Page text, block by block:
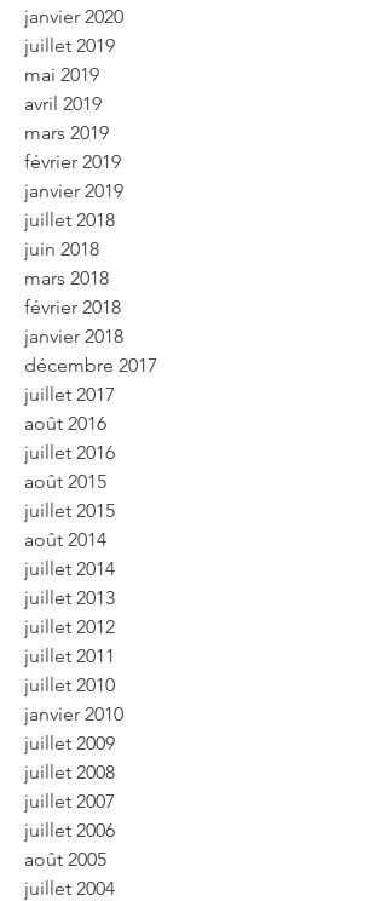
janvier 2020
juillet 2019
mai 2019
avril 2019
mars 2019
février 2019
janvier 2019
juillet 2018
juin 2018
mars 2018
février 2018
janvier 2018
décembre 2017
juillet 2017
août 2016
juillet 2016
août 2015
juillet 2015
août 2014
juillet 2014
juillet 2013
juillet 2012
juillet 2011
juillet 2010
janvier 2010
juillet 2009
juillet 2008
juillet 2007
juillet 2006
août 2005
juillet 2004